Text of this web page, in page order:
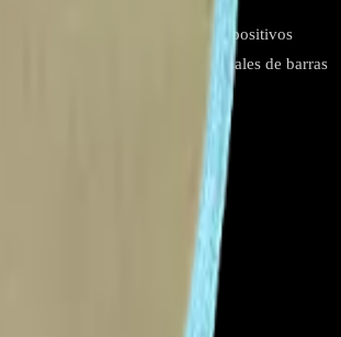
Barras LED y otros dispositivos
y ensamblajes profesionales de barras